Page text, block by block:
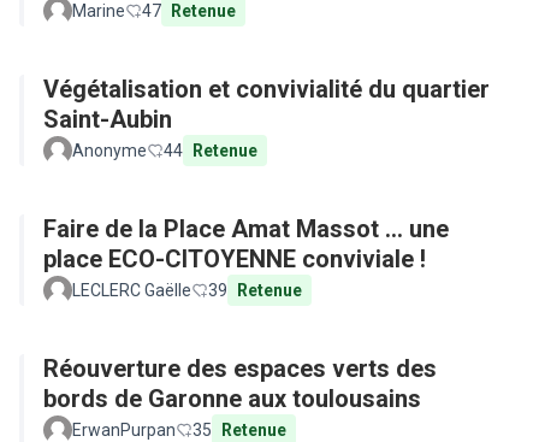
Marine 47 Retenue
Végétalisation et convivialité du quartier
Saint-Aubin
Anonyme 44 Retenue
Faire de la Place Amat Massot ... une
place ECO-CITOYENNE conviviale !
LECLERC Gaëlle 39 Retenue
Réouverture des espaces verts des
bords de Garonne aux toulousains
ErwanPurpan 35 Retenue